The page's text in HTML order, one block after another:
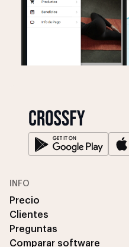
INFO
Precio
Clientes
Preguntas
Comparar software